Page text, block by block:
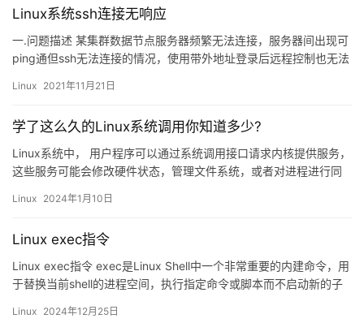
Linux系统ssh连接无响应
一.问题描述 某集群数据节点服务器频繁无法连接，服务器间出现可
ping通但ssh无法连接的情况，使用带外地址登录后远程控制也无法
Linux 2021年11月21日
学了这么久的Linux系统调用你知道多少?
Linux系统中， 用户程序可以通过系统调用接口请求内核提供服务，
这些服务可能会修改硬件状态，管理文件系统，或者对进程进行同
Linux 2024年1月10日
Linux exec指令
Linux exec指令 exec是Linux Shell中一个非常重要的内建命令，用
于替换当前shell的进程空间，执行指定命令或脚本而不启动新的子
Linux 2024年12月25日